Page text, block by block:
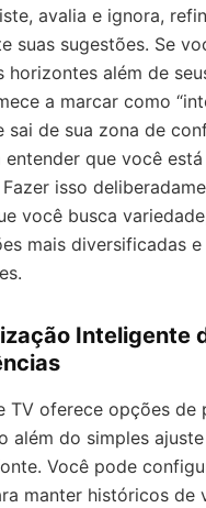
avalia e ignora,
suas sugestões. Se
horizontes além de
a marcar como
sai de sua zona de
que você
isso
você busca
mais diversificadas e
Inteligente
TV oferece opções de
além do simples
Você pode
manter históricos de